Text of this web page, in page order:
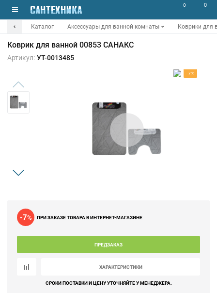
0 0
Каталог Аксессуары для ванной комнаты Коврики для
Коврик для ванной 00853 САНАКС
Артикул: УТ-0013485
-7%
-7% ПРИ ЗАКАЗЕ ТОВАРА В ИНТЕРНЕТ-МАГАЗИНЕ
ПРЕДЗАКАЗ
ХАРАКТЕРИСТИКИ
СРОКИ ПОСТАВКИ И ЦЕНУ УТОЧНЯЙТЕ У МЕНЕДЖЕРА.